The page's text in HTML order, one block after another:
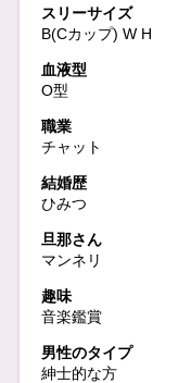
スリーサイズ
B(Cカップ) W H
血液型
O型
職業
チャット
結婚歴
ひみつ
旦那さん
マンネリ
趣味
音楽鑑賞
男性のタイプ
紳士的な方